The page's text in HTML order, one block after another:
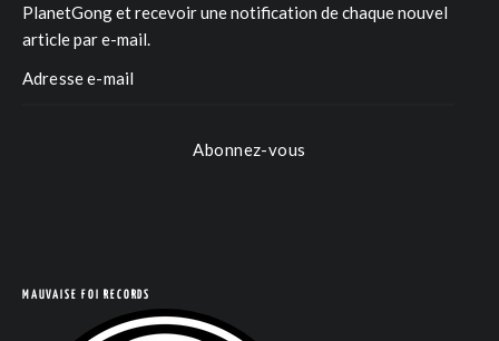
PlanetGong et recevoir une notification de chaque nouvel
article par e-mail.
Abonnez-vous
MAUVAISE FOI RECORDS